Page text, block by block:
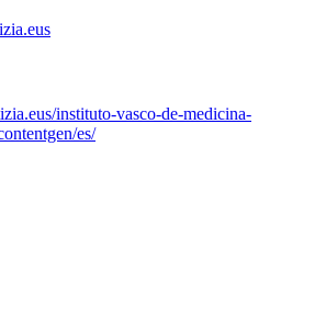
instituto-vasco-de-medicina-
es/